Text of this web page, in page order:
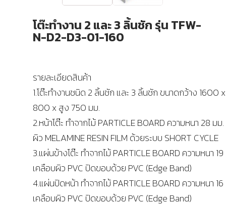
โต๊ะทำงาน 2 และ 3 ลิ้นชัก รุ่น TFW-
N-D2-D3-01-160
รายละเอียดสินค้า
1.โต๊ะทำงานชนิด 2 ลิ้นชัก และ 3 ลิ้นชัก ขนาดกว้าง 1600
800 x สูง 750 มม.
2.หน้าโต๊ะ ทำจากไม้ PARTICLE BOARD ความหนา 28 มม
ผิว MELAMINE RESIN FILM ด้วยระบบ SHORT CYCLE
3.แผ่นข้างโต๊ะ ทำจากไม้ PARTICLE BOARD ความหนา
เคลือบผิว PVC ปิดขอบด้วย PVC (Edge Band)
4.แผ่นปิดหน้า ทำจากไม้ PARTICLE BOARD ความหนา
เคลือบผิว PVC ปิดขอบด้วย PVC (Edge Band)